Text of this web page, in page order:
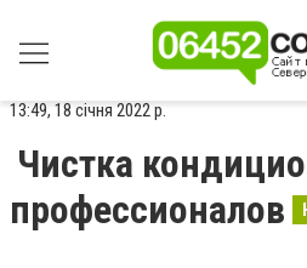
13:49, 18 січня 2022 р.
Чистка
профессионалов